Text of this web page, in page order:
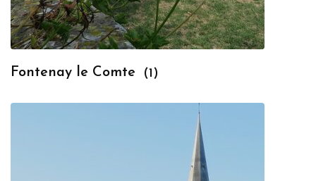
Fontenay le Comte (1)